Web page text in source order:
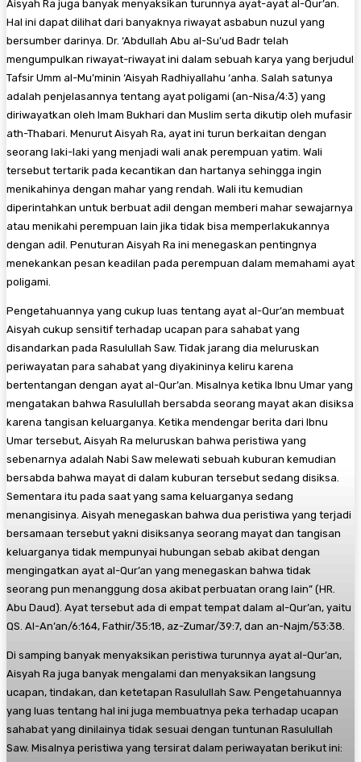
Aisyah Ra juga banyak menyaksikan turunnya ayat-ayat al-Qur’an.
Hal ini dapat dilihat dari banyaknya riwayat asbabun nuzul yang
bersumber darinya. Dr. ‘Abdullah Abu al-Su’ud Badr telah
mengumpulkan riwayat-riwayat ini dalam sebuah karya yang berjudul
Tafsir Umm al-Mu’minin ‘Aisyah Radhiyallahu ‘anha. Salah satunya
adalah penjelasannya tentang ayat poligami (an-Nisa/4:3) yang
diriwayatkan oleh Imam Bukhari dan Muslim serta dikutip oleh mufasir
ath-Thabari. Menurut Aisyah Ra, ayat ini turun berkaitan dengan
seorang laki-laki yang menjadi wali anak perempuan yatim. Wali
tersebut tertarik pada kecantikan dan hartanya sehingga ingin
menikahinya dengan mahar yang rendah. Wali itu kemudian
diperintahkan untuk berbuat adil dengan memberi mahar sewajarnya
atau menikahi perempuan lain jika tidak bisa memperlakukannya
dengan adil. Penuturan Aisyah Ra ini menegaskan pentingnya
menekankan pesan keadilan pada perempuan dalam memahami ayat
poligami.
Pengetahuannya yang cukup luas tentang ayat al-Qur’an membuat
Aisyah cukup sensitif terhadap ucapan para sahabat yang
disandarkan pada Rasulullah Saw. Tidak jarang dia meluruskan
periwayatan para sahabat yang diyakininya keliru karena
bertentangan dengan ayat al-Qur’an. Misalnya ketika Ibnu Umar yang
mengatakan bahwa Rasulullah bersabda seorang mayat akan disiksa
karena tangisan keluarganya. Ketika mendengar berita dari Ibnu
Umar tersebut, Aisyah Ra meluruskan bahwa peristiwa yang
sebenarnya adalah Nabi Saw melewati sebuah kuburan kemudian
bersabda bahwa mayat di dalam kuburan tersebut sedang disiksa.
Sementara itu pada saat yang sama keluarganya sedang
menangisinya. Aisyah menegaskan bahwa dua peristiwa yang terjadi
bersamaan tersebut yakni disiksanya seorang mayat dan tangisan
keluarganya tidak mempunyai hubungan sebab akibat dengan
mengingatkan ayat al-Qur’an yang menegaskan bahwa tidak
seorang pun menanggung dosa akibat perbuatan orang lain” (HR.
Abu Daud). Ayat tersebut ada di empat tempat dalam al-Qur’an, yaitu
QS. Al-An’an/6:164, Fathir/35:18, az-Zumar/39:7, dan an-Najm/53:38.
Di samping banyak menyaksikan peristiwa turunnya ayat al-Qur’an,
Aisyah Ra juga banyak mengalami dan menyaksikan langsung
ucapan, tindakan, dan ketetapan Rasulullah Saw. Pengetahuannya
yang luas tentang hal ini juga membuatnya peka terhadap ucapan
sahabat yang dinilainya tidak sesuai dengan tuntunan Rasulullah
Saw. Misalnya peristiwa yang tersirat dalam periwayatan berikut ini: